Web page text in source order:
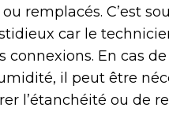
remplacés. C’est
car le
connexions. En cas
il peut être
l’étanchéité ou de